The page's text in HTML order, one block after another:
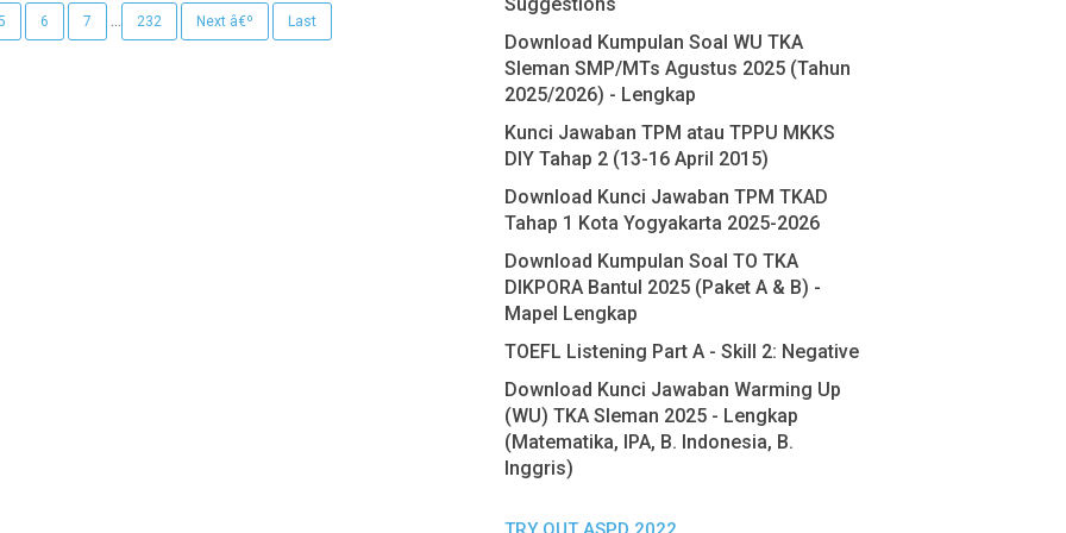
6 7 232 Next â€º Last
Download Kumpulan Soal WU TKA
Sleman SMP/MTs Agustus 2025 (Tahun
2025/2026) - Lengkap
Kunci Jawaban TPM atau TPPU MKKS
DIY Tahap 2 (13-16 April 2015)
Download Kunci Jawaban TPM TKAD
Tahap 1 Kota Yogyakarta 2025-2026
Download Kumpulan Soal TO TKA
DIKPORA Bantul 2025 (Paket A & B) -
Mapel Lengkap
TOEFL Listening Part A - Skill 2: Negative
Download Kunci Jawaban Warming Up
(WU) TKA Sleman 2025 - Lengkap
(Matematika, IPA, B. Indonesia, B.
Inggris)